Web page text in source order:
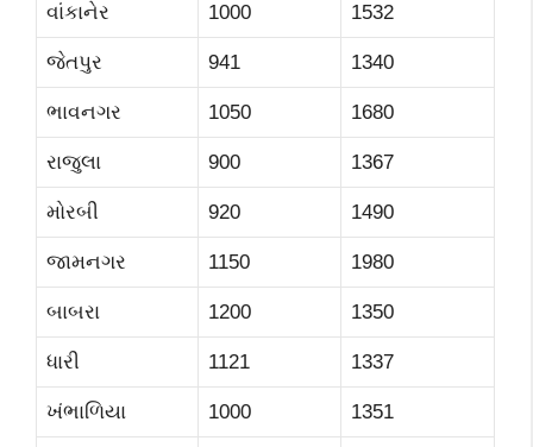
વાંકાનેર 1000 1532
જેતપુર 941 1340
ભાવનગર 1050 1680
રાજુલા 900 1367
મોરબી 920 1490
જામનગર 1150 1980
બાબરા 1200 1350
ધારી 1121 1337
ખંભાળિયા 1000 1351